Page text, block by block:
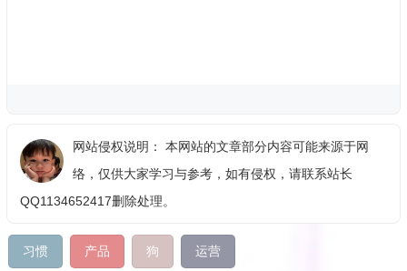
网站侵权说明： 本网站的文章部分内容可能来源于网
络，仅供大家学习与参考，如有侵权，请联系站长
QQ1134652417删除处理。
习惯 产品 狗 运营